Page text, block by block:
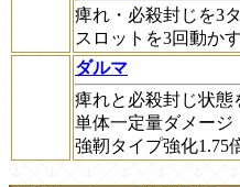
痺れ・必殺封じを3
スロットを3回動かす
ダルマ
痺れと必殺封じ状態
単体一定量ダメージ
強靭タイプ強化1.75